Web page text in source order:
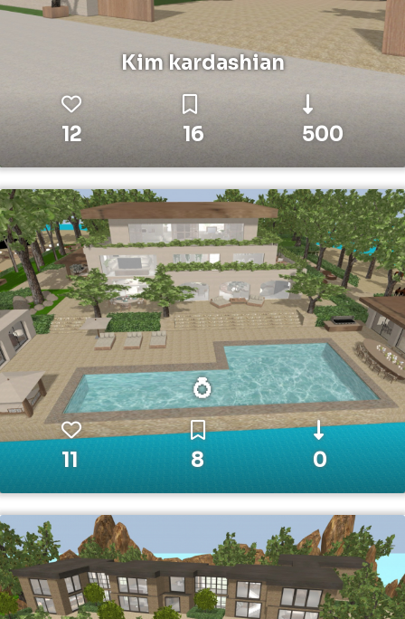
Kim kardashian
12 16 500
💍
11 8 0